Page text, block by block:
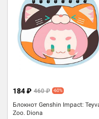
Блокнот Genshin Impact:
Zoo. Diona
184 ₽ 460 ₽ -60%